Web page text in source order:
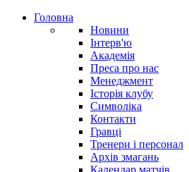
Головна
Новини
Інтерв'ю
Академія
Преса про нас
Менеджмент
Історія клубу
Символіка
Контакти
Гравці
Тренери і персонал
Архів змагань
Календар матчів